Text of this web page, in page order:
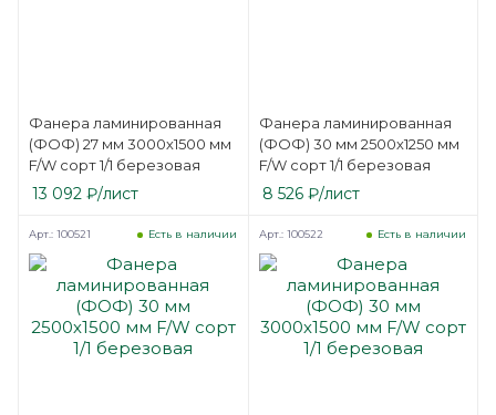
Фанера ламинированная
(ФОФ) 27 мм 3000х1500 мм
F/W сорт 1/1 березовая
13 092 ₽/лист
Фанера ламинированная
(ФОФ) 30 мм 2500х1250 мм
F/W сорт 1/1 березовая
8 526₽/лист
Есть в наличии
Арт.: 100521 Есть в наличии
Арт.: 100522